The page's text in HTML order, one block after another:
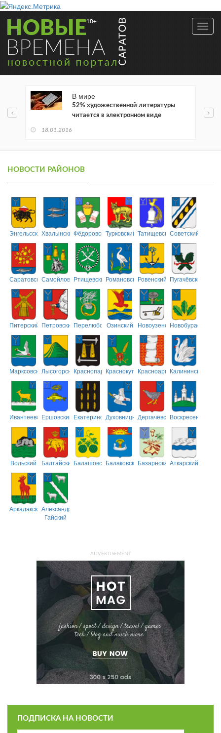
В мире
52% художественной литературы
читается в электронном виде
18.01.2016
НОВОСТИ РАЙОНОВ
ЭнгельсскийХвалынскийФёдоровскийТурковский ТатищевскийСоветский
СаратовскийСамойловскийРтищевскийРомановскийРовенский Пугачёвский
Питерский ПетровскийПерелюбскийОзинский НовоузенскийНовобурасский
МарксовскийЛысогорскийКраснопартизанский
КраснокутскийКрасноармейский
Калининский
ИвантеевскийЕршовский ЕкатериновскийДуховницкийДергачёвскийВоскресенский
Вольский БалтайскийБалашовскийБалаковскийБазарнокарабулакский
Аткарский
АркадакскийАлександрово-
Гайский
ADVERTISEMENT
ПОДПИСКА НА НОВОСТИ